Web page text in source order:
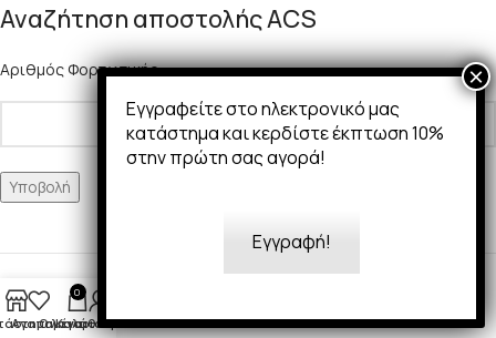
Αναζήτηση αποστολής ACS
Αριθμός Φορτωτικής:
Εγγραφείτε στο ηλεκτρονικό μας
κατάστημα και κερδίστε έκπτωση 10%
στην πρώτη σας αγορά!
Εγγραφή!
Αγαπημένα
0
Καλάθι
Ο λογαριασμός μου